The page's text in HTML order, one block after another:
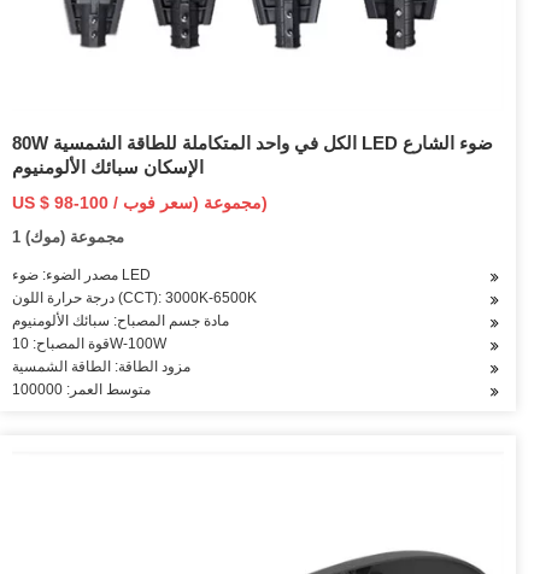
80W الكل في واحد المتكاملة للطاقة الشمسية LED ضوء الشارع
الإسكان سبائك الألومنيوم
US $ 98-100 / مجموعة (سعر فوب)
1 مجموعة (موك)
مصدر الضوء: ضوء LED
درجة حرارة اللون (CCT): 3000K-6500K
مادة جسم المصباح: سبائك الألومنيوم
قوة المصباح: 10W-100W
مزود الطاقة: الطاقة الشمسية
متوسط العمر: 100000